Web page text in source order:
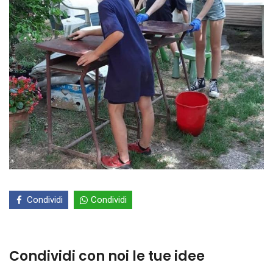
Condividi Condividi
Condividi con noi le tue idee